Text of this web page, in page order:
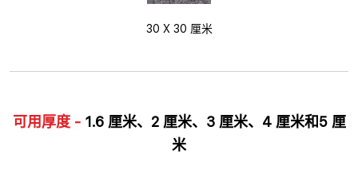
30 X 30 厘米
可用厚度 -1.6 厘米、2 厘米、3 厘米、4 厘米和5 厘
米